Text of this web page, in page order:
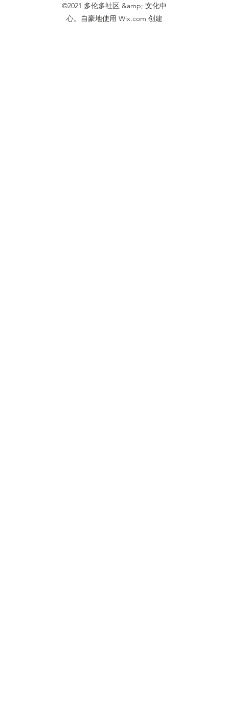
©2021 多伦多社区 &amp; 文化中
心。自豪地使用 Wix.com 创建